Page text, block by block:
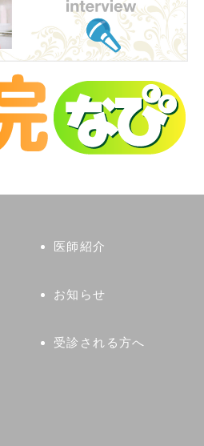
医師紹介
お知らせ
受診される方へ